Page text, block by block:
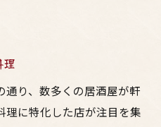
パ最高の食事を
贅沢な時間を
酒屋探訪
り、数多くの居酒屋が軒
理に特化した店が注目を集